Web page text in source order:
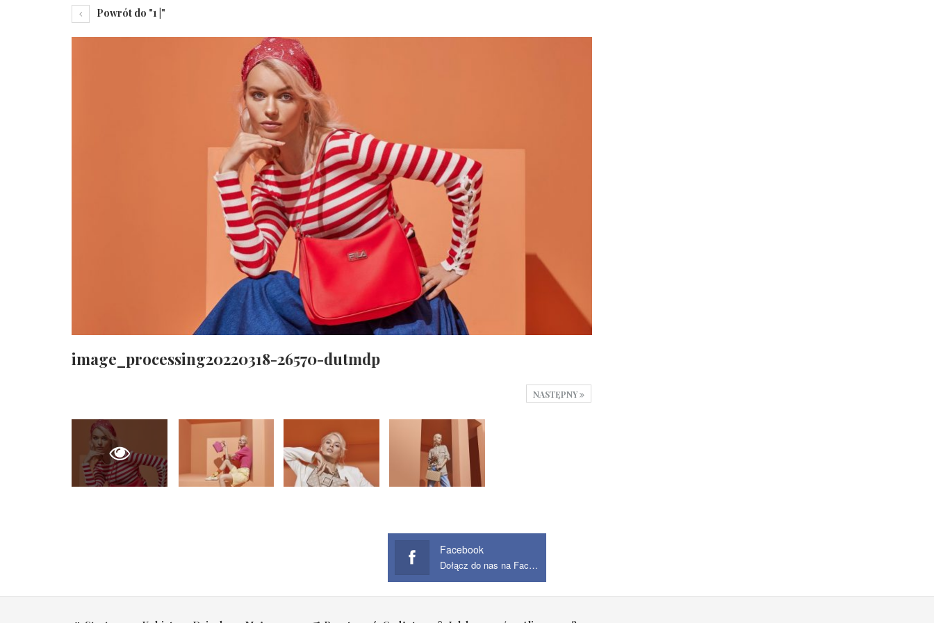
Powrót do "1 |"
image_processing20220318-26570-dutmdp
NASTĘPNY
Facebook
Dołącz do nas na Facebook